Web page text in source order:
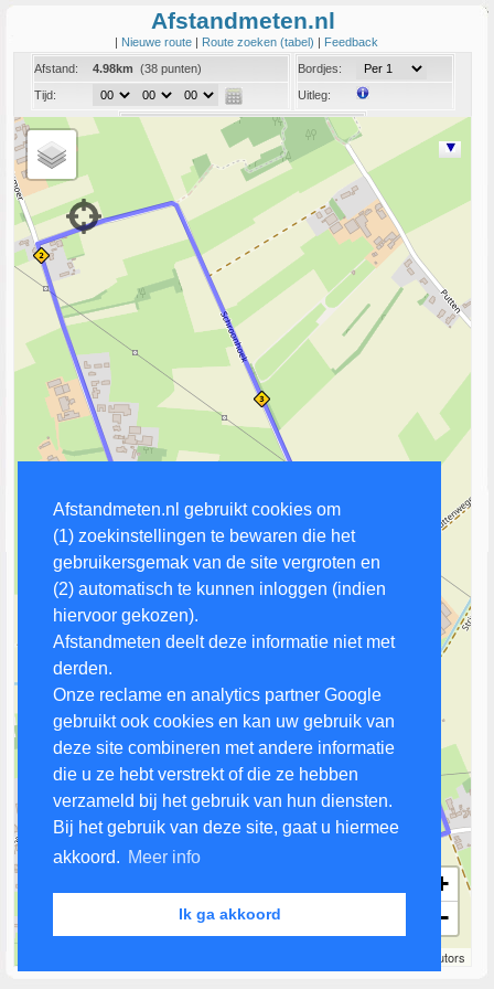
Afstandmeten.nl gebruikt cookies om
(1) zoekinstellingen te bewaren die het
gebruikersgemak van de site vergroten en
(2) automatisch te kunnen inloggen (indien
hiervoor gekozen).
Afstandmeten deelt deze informatie niet met
derden.
Onze reclame en analytics partner Google
gebruikt ook cookies en kan uw gebruik van
deze site combineren met andere informatie
die u ze hebt verstrekt of die ze hebben
verzameld bij het gebruik van hun diensten.
Bij het gebruik van deze site, gaat u hiermee
akkoord. Meer info
Ik ga akkoord
Afstandmeten.nl
| Nieuwe route | Route zoeken (tabel) | Feedback
Afstand:
4.98km (38 punten)
Tijd:
Bordjes:
Uitleg:
Coord:
Link naar deze route
+
−
contributors